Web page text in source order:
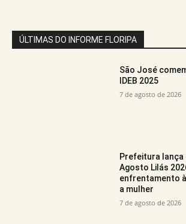
ÚLTIMAS DO INFORME FLORIPA
São José
IDEB 2025
7 de agosto de 2026
Prefeitura lança
Agosto Lilás
enfrentamento
a mulher
7 de agosto de 2026